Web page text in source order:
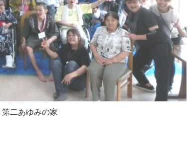
二あゆみの家